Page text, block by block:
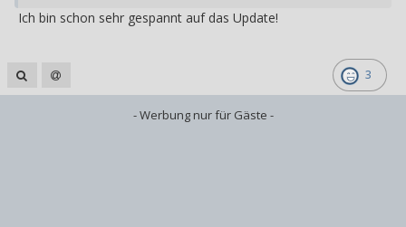
Ich bin schon sehr gespannt auf das Update!
3
- Werbung nur für Gäste -